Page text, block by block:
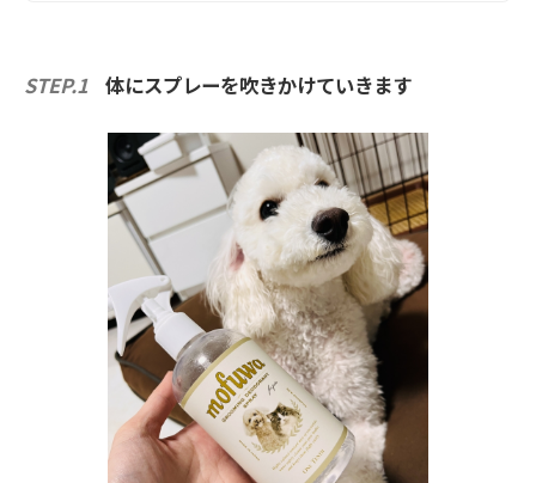
STEP.1 体にスプレーを吹きかけていきます